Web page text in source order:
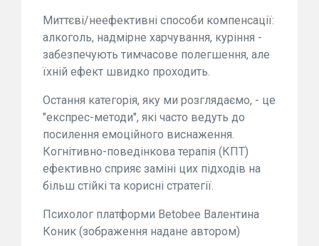
Миттєві/неефективні способи компенсації:
алкоголь, надмірне харчування, куріння -
забезпечують тимчасове полегшення, але
їхній ефект швидко проходить.
Остання категорія, яку ми розглядаємо, - це
"експрес-методи", які часто ведуть до
посилення емоційного виснаження.
Когнітивно-поведінкова терапія (КПТ)
ефективно сприяє заміні цих підходів на
більш стійкі та корисні стратегії.
Психолог платформи Betobee Валентина
Коник (зображення надане автором)